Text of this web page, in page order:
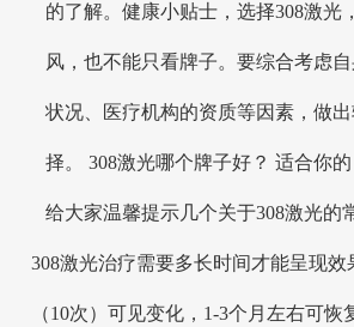
的了解。健康小贴士，选择308激光
风，也不能只看牌子。要综合考虑
状况、医疗机构的资质等因素，做
择。 308激光哪个牌子好？ 适合你的
给大家温馨提示几个关于308激光的
308激光治疗需要多长时间才能呈现效
（10次）可见变化，1-3个月左右可恢